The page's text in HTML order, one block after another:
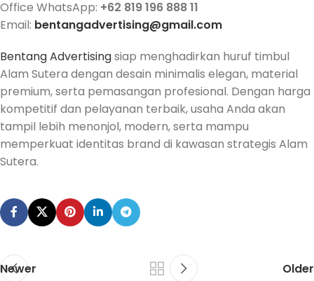
Office WhatsApp: +62 819 196 888 11
Email: bentangadvertising@gmail.com
Bentang Advertisingsiap menghadirkan huruf timbul
Alam Sutera dengan desain minimalis elegan, material
premium, serta pemasangan profesional. Dengan harga
kompetitif dan pelayanan terbaik, usaha Anda akan
tampil lebih menonjol, modern, serta mampu
memperkuat identitas brand di kawasan strategis Alam
Sutera.
Newer Older